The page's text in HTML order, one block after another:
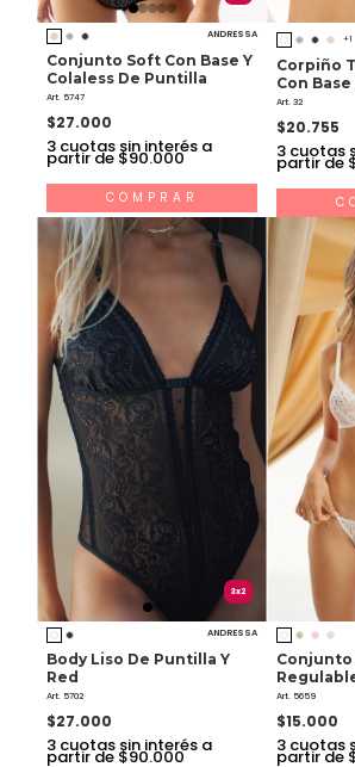
ANDRESSA
Conjunto Soft Con Base Y
Colaless De Puntilla
Art. 5747
$27.000
3 cuotas sin interés a
partir de $90.000
COMPRAR
+1
Corpiño
Con
Lycra
Art. 32
$20.755
3 cuotas
partir de
3x2
ANDRESSA
Body Liso De Puntilla Y
Red
Art. 5702
$27.000
3 cuotas sin interés a
partir de $90.000
Conjunto
Broderie
Art. 5659
$15.000
3 cuotas
partir de